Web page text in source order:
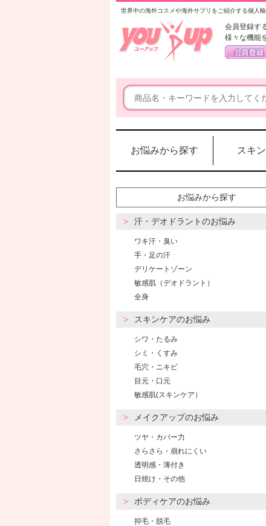
世界中の海外コスメや海外サプリをご紹介する個人
会員登録す
様々な機能
お悩みから探す スキ
お悩みから探す
汗・デオドラントのお悩み
ワキ汗・臭い
手・足の汗
デリケートゾーン
敏感肌（デオドラント）
全身
スキンケアのお悩み
シワ・たるみ
シミ・くすみ
毛穴・ニキビ
目元・口元
敏感肌(スキンケア）
メイクアップのお悩み
ツヤ・カバー力
さらさら・崩れにくい
透明感・薄付き
日焼け・その他
ボディケアのお悩み
抑毛・脱毛